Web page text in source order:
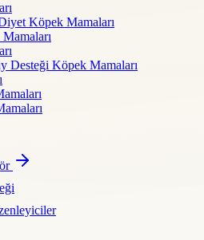
Köpek Mamaları
Desteği Köpek Mamaları